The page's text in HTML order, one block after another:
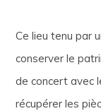
Ce lieu tenu par
conserver le
de concert avec
récupérer les